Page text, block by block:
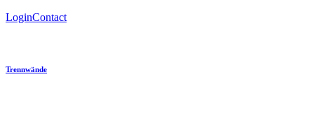
LoginContact
Trennwände